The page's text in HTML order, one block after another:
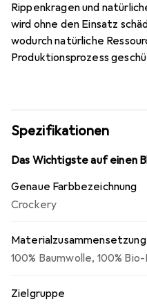
Rippenkragen und
wird ohne den Einsatz
wodurch natürliche
Produktionsprozess
Spezifikationen
Das Wichtigste auf einen
Genaue Farbbezeichnung
Crockery
Materialzusammensetzung
100% Baumwolle, 100%
Zielgruppe